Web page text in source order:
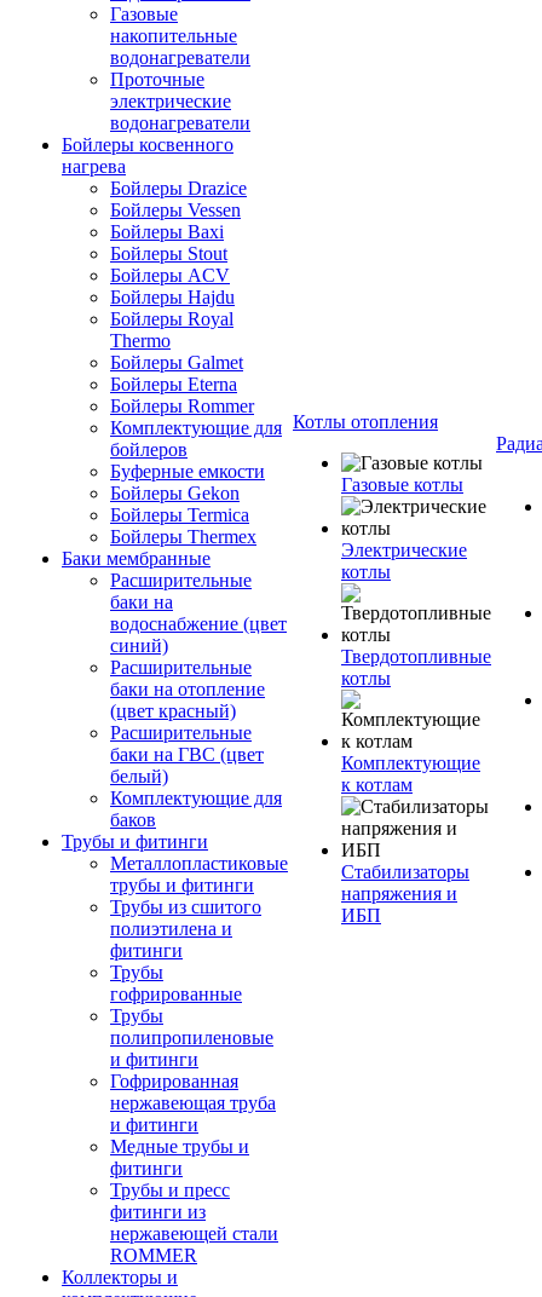
Газовые
накопительные
водонагреватели
Проточные
электрические
водонагреватели
Бойлеры косвенного
нагрева
Бойлеры Drazice
Бойлеры Vessen
Бойлеры Baxi
Бойлеры Stout
Бойлеры ACV
Бойлеры Hajdu
Бойлеры Royal
Thermo
Бойлеры Galmet
Бойлеры Eterna
Бойлеры Rommer
Комплектующие для
бойлеров
Буферные емкости
Бойлеры Gekon
Бойлеры Termica
Бойлеры Thermex
Баки мембранные
Расширительные
баки на
водоснабжение (цвет
синий)
Расширительные
баки на отопление
(цвет красный)
Расширительные
баки на ГВС (цвет
белый)
Комплектующие для
баков
Трубы и фитинги
Металлопластиковые
трубы и фитинги
Трубы из сшитого
полиэтилена и
фитинги
Трубы
гофрированные
Трубы
полипропиленовые
и фитинги
Гофрированная
нержавеющая труба
и фитинги
Медные трубы и
фитинги
Трубы и пресс
фитинги из
нержавеющей стали
ROMMER
Коллекторы и
Котлы отопления
Газовые котлы
Электрические
котлы
Твердотопливные
котлы
Комплектующие
к котлам
Стабилизаторы
напряжения и
ИБП